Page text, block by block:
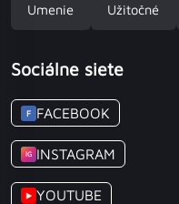
Umenie Užitočné
Sociálne siete
F FACEBOOK
IG INSTAGRAM
▶ YOUTUBE